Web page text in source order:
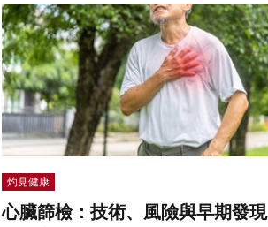
灼見健康
心臟篩檢：技術、風險與早期發現